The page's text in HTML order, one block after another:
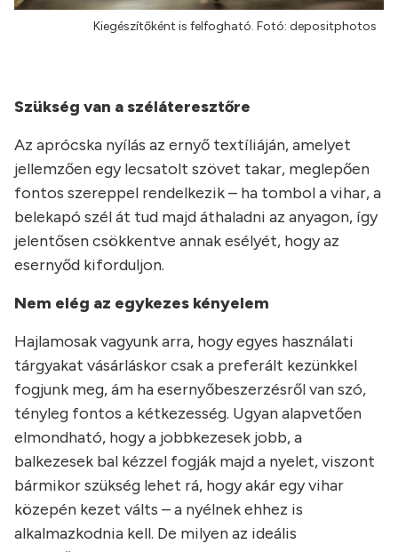
Kiegészítőként is felfogható. Fotó: depositphotos
Szükség van a széláteresztőre
Az aprócska nyílás az ernyő textíliáján, amelyet
jellemzően egy lecsatolt szövet takar, meglepően
fontos szereppel rendelkezik – ha tombol a vihar, a
belekapó szél át tud majd áthaladni az anyagon, így
jelentősen csökkentve annak esélyét, hogy az
esernyőd kiforduljon.
Nem elég az egykezes kényelem
Hajlamosak vagyunk arra, hogy egyes használati
tárgyakat vásárláskor csak a preferált kezünkkel
fogjunk meg, ám ha esernyőbeszerzésről van szó,
tényleg fontos a kétkezesség. Ugyan alapvetően
elmondható, hogy a jobbkezesek jobb, a
balkezesek bal kézzel fogják majd a nyelet, viszont
bármikor szükség lehet rá, hogy akár egy vihar
közepén kezet válts – a nyélnek ehhez is
alkalmazkodnia kell. De milyen az ideális